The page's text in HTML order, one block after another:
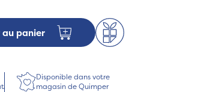
panier
Disponible dans votre
magasin de Quimper